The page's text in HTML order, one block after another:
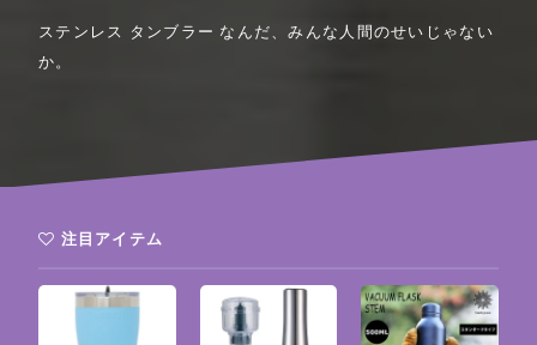
ステンレス タンブラー なんだ、みんな人間のせいじゃない
か。
注目アイテム